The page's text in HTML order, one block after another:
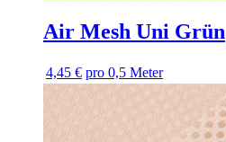
Air Mesh Uni Grün
4,45 € pro 0,5 Meter